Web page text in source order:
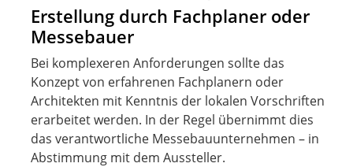
Erstellung durch Fachplaner oder
Messebauer
Bei komplexeren Anforderungen sollte das
Konzept von erfahrenen Fachplanern oder
Architekten mit Kenntnis der lokalen Vorschriften
erarbeitet werden. In der Regel übernimmt dies
das verantwortliche Messebauunternehmen – in
Abstimmung mit dem Aussteller.